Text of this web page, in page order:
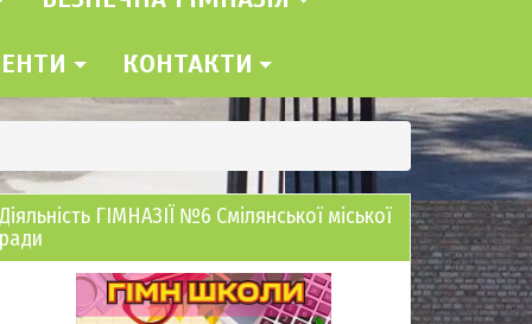
КОНТАКТИ
Діяльність ГІМНАЗІЇ №6 Смілянської міської
ради